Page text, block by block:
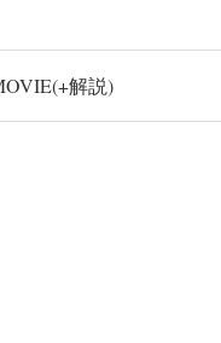
解説)